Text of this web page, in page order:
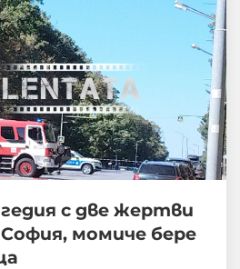
с две жертви
момиче бере